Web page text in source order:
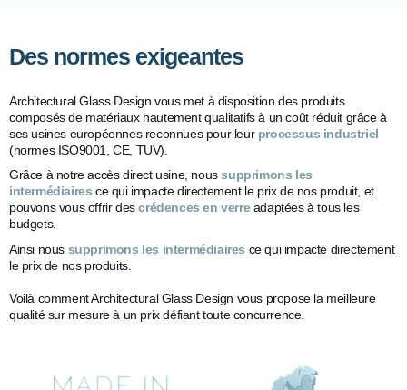
Des normes exigeantes
Architectural Glass Design vous met à disposition des produits
composés de matériaux hautement qualitatifs à un coût réduit grâce à
ses usines européennes reconnues pour leur processus industriel
(normes ISO9001, CE, TUV).
Grâce à notre accès direct usine, noussupprimons les
intermédiaires ce qui impacte directement le prix de nos produit, et
pouvons vous offrir descrédences en verreadaptées à tous les
budgets.
Ainsi nous supprimons les intermédiaires ce qui impacte directement
le prix de nos produits.
Voilà comment Architectural Glass Design vous propose la meilleure
qualité sur mesure à un prix défiant toute concurrence.